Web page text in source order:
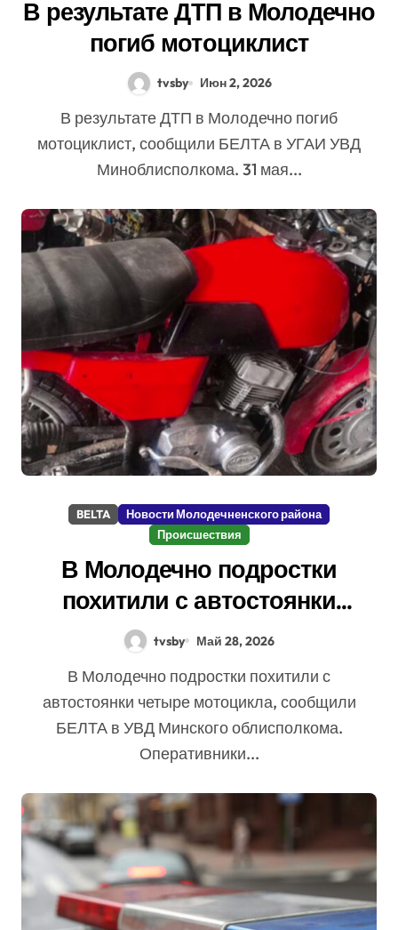
В результате ДТП в Молодечно
погиб мотоциклист
tvsby Июн 2, 2026
В результате ДТП в Молодечно погиб
мотоциклист, сообщили БЕЛТА в УГАИ УВД
Миноблисполкома. 31 мая...
BELTA
Новости Молодечненского района
Происшествия
В Молодечно подростки
похитили с автостоянки
четыре мотоцикла
tvsby Май 28, 2026
В Молодечно подростки похитили с
автостоянки четыре мотоцикла, сообщили
БЕЛТА в УВД Минского облисполкома.
Оперативники...